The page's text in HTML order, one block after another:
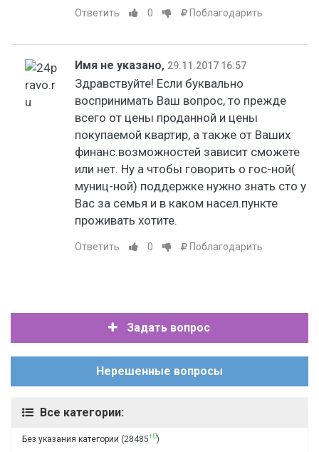
Ответить 0 Поблагодарить
Имя не указано, 29.11.2017 16:57
Здравствуйте! Если буквально
воспринимать Ваш вопрос, то прежде
всего от цены проданной и цены
покупаемой квартир, а также от Ваших
финанс.возможностей зависит сможете
или нет. Ну а чтобы говорить о гос-ной(
муниц-ной) поддержке нужно знать сто у
Вас за семья и в каком насел.пункте
проживать хотите.
Ответить 0 Поблагодарить
Задать вопрос
Нерешенные вопросы
Все категории:
Без указания категории (28485+0)